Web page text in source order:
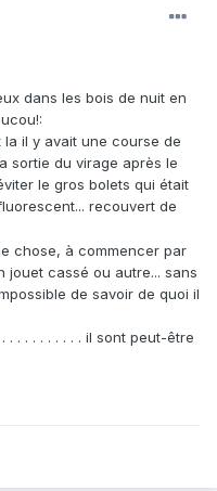
dans les bois de nuit en
il y avait une course de
sortie du virage après le
le gros bolets qui était
recouvert de
chose, à commencer par
cassé ou autre... sans
de savoir de quoi il
. . . . . . . . . . il sont peut-être